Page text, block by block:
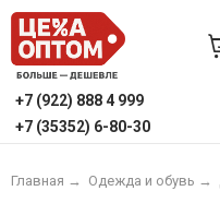
+7 (922) 888 4 999
+7 (35352) 6-80-30
Главная → Одежда и обувь →